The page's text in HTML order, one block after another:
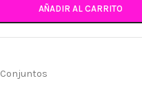
AÑADIR AL CARRITO
Conjuntos